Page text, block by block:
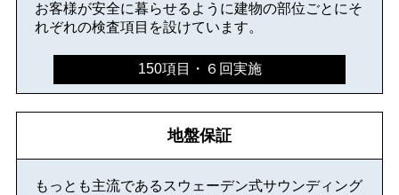
お客様が安全に暮らせるように建物の部位ごとにそ
れぞれの検査項目を設けています。
150項目・６回実施
地盤保証
もっとも主流であるスウェーデン式サウンディング